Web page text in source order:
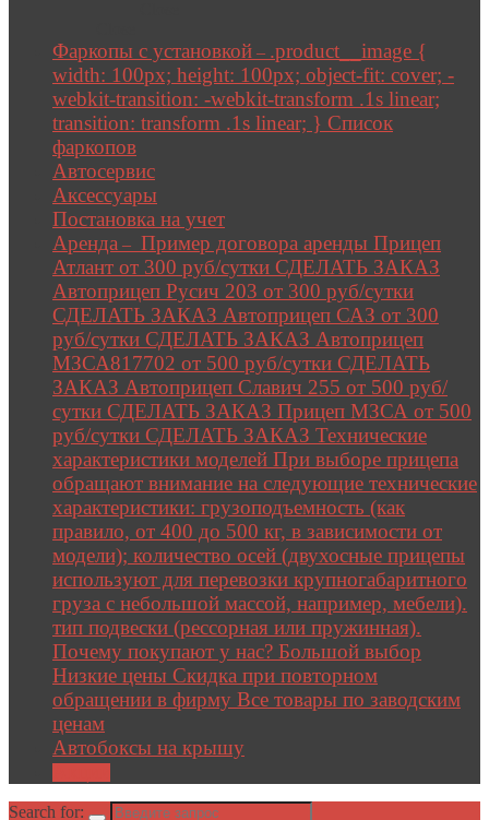
Фаркопы с установкой – .product__image {
width: 100px; height: 100px; object-fit: cover; -
webkit-transition: -webkit-transform .1s linear;
transition: transform .1s linear; } Список
фаркопов
Автосервис
Аксессуары
Постановка на учет
Аренда – Пример договора аренды Прицеп
Атлант от 300 руб/сутки СДЕЛАТЬ ЗАКАЗ
Автоприцеп Русич 203 от 300 руб/сутки
СДЕЛАТЬ ЗАКАЗ Автоприцеп САЗ от 300
руб/сутки СДЕЛАТЬ ЗАКАЗ Автоприцеп
МЗСА817702 от 500 руб/сутки СДЕЛАТЬ
ЗАКАЗ Автоприцеп Славич 255 от 500 руб/
сутки СДЕЛАТЬ ЗАКАЗ Прицеп МЗСА от 500
руб/сутки СДЕЛАТЬ ЗАКАЗ Технические
характеристики моделей При выборе прицепа
обращают внимание на следующие технические
характеристики: грузоподъемность (как
правило, от 400 до 500 кг, в зависимости от
модели); количество осей (двухосные прицепы
используют для перевозки крупногабаритного
груза с небольшой массой, например, мебели).
тип подвески (рессорная или пружинная).
Почему покупают у нас? Большой выбор
Низкие цены Скидка при повторном
обращении в фирму Все товары по заводским
ценам
Автобоксы на крышу
Search for: